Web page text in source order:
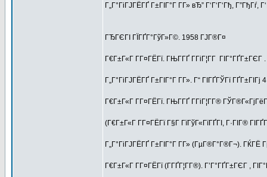
Г„Г°ГіГЈГЁГҐ Г±ГІГ°Г Г­Г» вЂ” Г‘Г‘Г‘Гђ, Г”ГђГѓ,
ГЂГЄГІ ГЇГҐГ°ГўГ»Г©. 1958 ГЈГ®Г¤
Г€Г±Г«Г Г­Г¤ГЁГї. ГЊГ­ГҐ Г­ГіГ¦Г­Г ГІГ°ГҐГ±ГЄГ .
Г„Г°ГіГЈГЁГҐ Г±ГІГ°Г Г­Г». Г“ ГІГҐГЎГї
Г€Г±Г«Г Г­Г¤ГЁГї. ГЊГ­ГҐ Г­ГіГ¦Г­Г®
(Г€Г±Г«Г Г­Г¤ГЁГї Г§Г ГїГўГ«ГїГҐГІ, Г·ГІГ®
Г„Г°ГіГЈГЁГҐ Г±ГІГ°Г Г­Г» (ГµГ®Г°Г®Г¬). ГЌГЁ
Г€Г±Г«Г Г­Г¤ГЁГї (Г­ГҐГ¦Г­Г®). Г’Г°ГҐГ±ГЄГ ,